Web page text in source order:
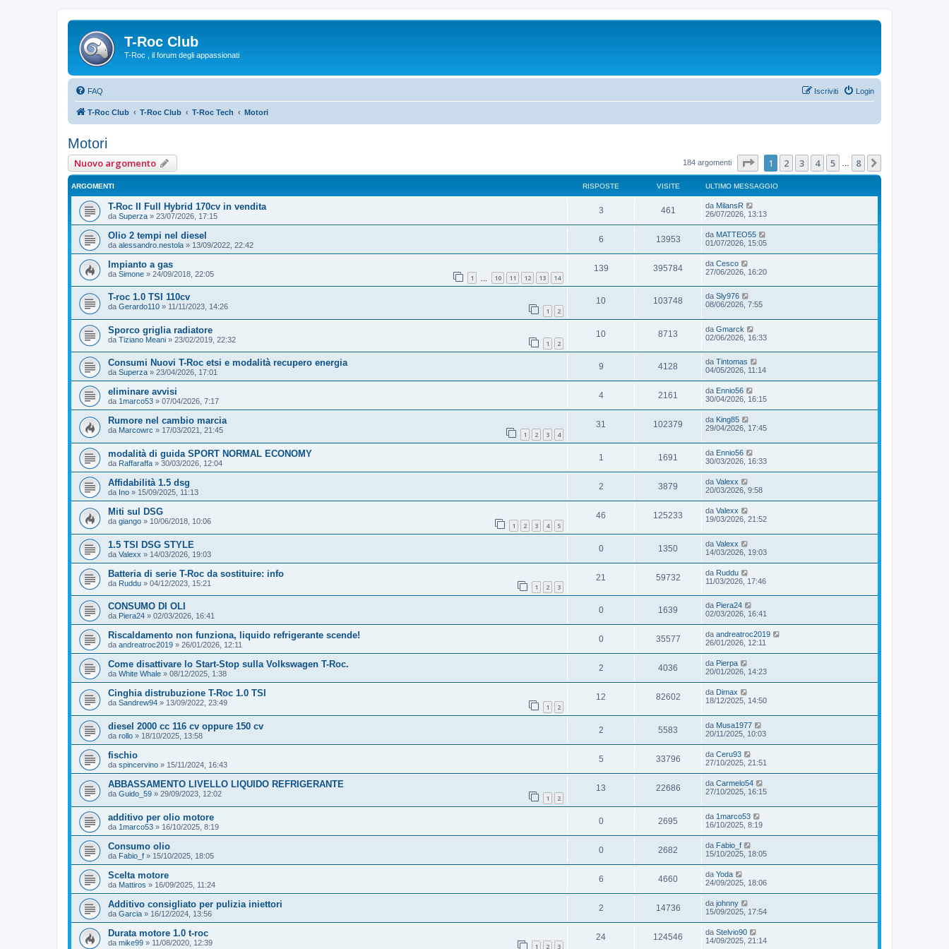
T-Roc Club
T-Roc , il forum degli appassionati
FAQ Login
Iscriviti
T-Roc Club T-Roc Club T-Roc Tech Motori
Motori
Nuovo argomento 184 argomenti Pagina di
1 2 3 4 5 8
ARGOMENTI RISPOSTE VISITE ULTIMO MESSAGGIO
T-Roc II Full Hybrid 170cv in vendita
da Superza » 23/07/2026, 17:15
3 461 da MilansR
26/07/2026, 13:13
Olio 2 tempi nel diesel
da alessandro.nestola » 13/09/2022, 22:42
6 13953 da MATTEO55
01/07/2026, 15:05
Impianto a gas
da Simone » 24/09/2018, 22:05 1 10 11 12 13 14
139 395784 da Cesco
27/06/2026, 16:20
T-roc 1.0 TSI 110cv
da Gerardo110 » 11/11/2023, 14:26 1 2
10 103748 da Sly976
08/06/2026, 7:55
Sporco griglia radiatore
da Tiziano Meani » 23/02/2019, 22:32 1 2
10 8713 da Gmarck
02/06/2026, 16:33
Consumi Nuovi T-Roc etsi e modalità recupero energia
da Superza » 23/04/2026, 17:01
9 4128 da Tintomas
04/05/2026, 11:14
eliminare avvisi
da 1marco53 » 07/04/2026, 7:17
4 2161 da Ennio56
30/04/2026, 16:15
Rumore nel cambio marcia
da Marcowrc » 17/03/2021, 21:45 1 2 3 4
31 102379 da King85
29/04/2026, 17:45
modalità di guida SPORT NORMAL ECONOMY
da Raffaraffa » 30/03/2026, 12:04
1 1691 da Ennio56
30/03/2026, 16:33
Affidabilità 1.5 dsg
da Ino » 15/09/2025, 11:13
2 3879 da Valexx
20/03/2026, 9:58
Miti sul DSG
da giango » 10/06/2018, 10:06 1 2 3 4 5
46 125233 da Valexx
19/03/2026, 21:52
1.5 TSI DSG STYLE
da Valexx » 14/03/2026, 19:03
0 1350 da Valexx
14/03/2026, 19:03
Batteria di serie T-Roc da sostituire: info
da Ruddu » 04/12/2023, 15:21 1 2 3
21 59732 da Ruddu
11/03/2026, 17:46
CONSUMO DI OLI
da Piera24 » 02/03/2026, 16:41
0 1639 da Piera24
02/03/2026, 16:41
Riscaldamento non funziona, liquido refrigerante scende!
da andreatroc2019 » 26/01/2026, 12:11
0 35577 da andreatroc2019
26/01/2026, 12:11
Come disattivare lo Start-Stop sulla Volkswagen T-Roc.
da White Whale » 08/12/2025, 1:38
2 4036 da Pierpa
20/01/2026, 14:23
Cinghia distrubuzione T-Roc 1.0 TSI
da Sandrew94 » 13/09/2022, 23:49 1 2
12 82602 da Dimax
18/12/2025, 14:50
diesel 2000 cc 116 cv oppure 150 cv
da rollo » 18/10/2025, 13:58
2 5583 da Musa1977
20/11/2025, 10:03
fischio
da spincervino » 15/11/2024, 16:43
5 33796 da Ceru93
27/10/2025, 21:51
ABBASSAMENTO LIVELLO LIQUIDO REFRIGERANTE
da Guido_59 » 29/09/2023, 12:02 1 2
13 22686 da Carmelo54
27/10/2025, 16:15
additivo per olio motore
da 1marco53 » 16/10/2025, 8:19
0 2695 da 1marco53
16/10/2025, 8:19
Consumo olio
da Fabio_f » 15/10/2025, 18:05
0 2682 da Fabio_f
15/10/2025, 18:05
Scelta motore
da Mattiros » 16/09/2025, 11:24
6 4660 da Yoda
24/09/2025, 18:06
Additivo consigliato per pulizia iniettori
da Garcia » 16/12/2024, 13:56
2 14736 da johnny
15/09/2025, 17:54
Durata motore 1.0 t-roc
da mike99 » 11/08/2020, 12:39 1 2 3
24 124546 da Stelvio90
14/09/2025, 21:14